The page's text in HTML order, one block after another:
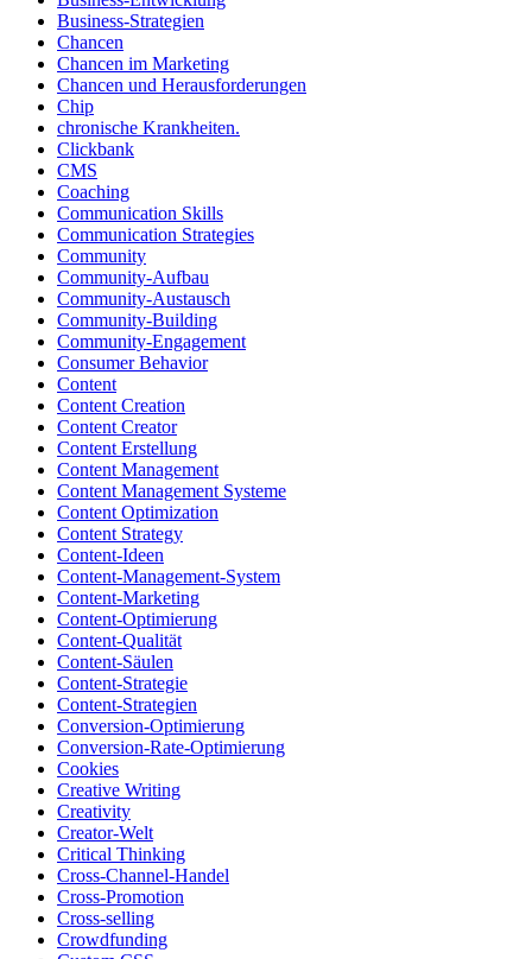
Business-Strategien
Chancen
Chancen im Marketing
Chancen und Herausforderungen
Chip
chronische Krankheiten.
Clickbank
CMS
Coaching
Communication Skills
Communication Strategies
Community
Community-Aufbau
Community-Austausch
Community-Building
Community-Engagement
Consumer Behavior
Content
Content Creation
Content Creator
Content Erstellung
Content Management
Content Management Systeme
Content Optimization
Content Strategy
Content-Ideen
Content-Management-System
Content-Marketing
Content-Optimierung
Content-Qualität
Content-Säulen
Content-Strategie
Content-Strategien
Conversion-Optimierung
Conversion-Rate-Optimierung
Cookies
Creative Writing
Creativity
Creator-Welt
Critical Thinking
Cross-Channel-Handel
Cross-Promotion
Cross-selling
Crowdfunding